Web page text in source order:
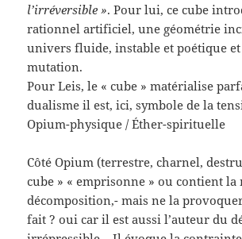
l’irréversible ». Pour lui, ce cube
rationnel artificiel, une géométrie
univers fluide, instable et poétique et
mutation.
Pour Leis, le « cube » matérialise
dualisme il est, ici, symbole de la
Opium-physique / Éther-spirituelle
Côté Opium (terrestre, charnel,
cube » « emprisonne » ou contient la
décomposition,- mais ne la
fait ? oui car il est aussi l’auteur du